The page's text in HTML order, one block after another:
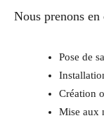
Nous prenons
Pose de
Création
Mise aux